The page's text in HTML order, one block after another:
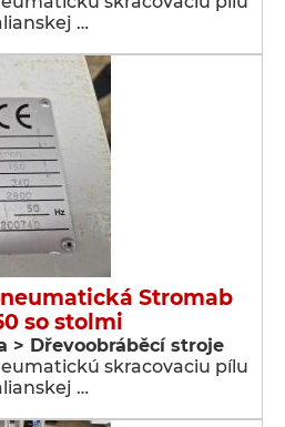
…
Stromab
so stolmi
> Dřevoobráběcí stroje
skracovaciu pílu
…